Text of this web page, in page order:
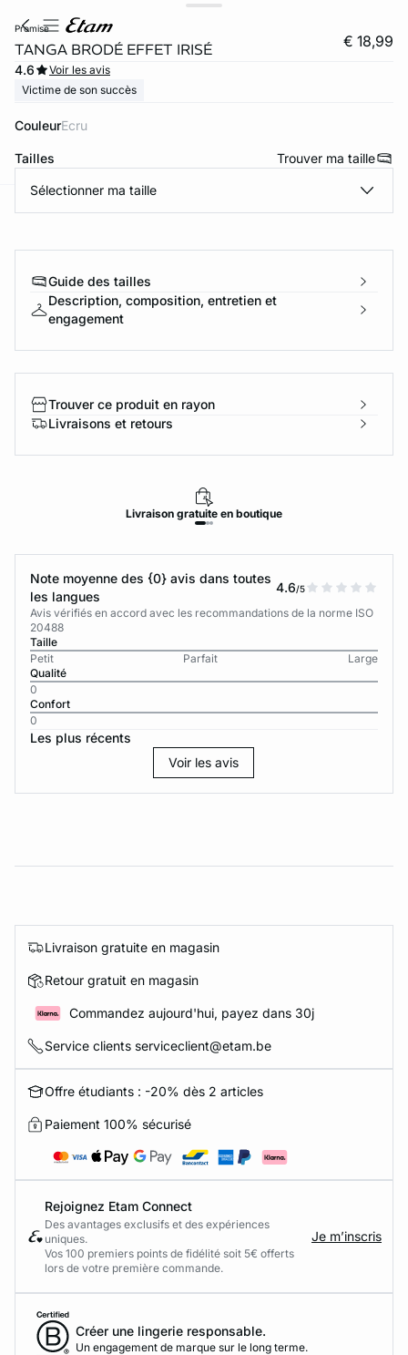
promise
TANGA BRODÉ EFFET IRISÉ € 18,99
4.6
Voir les avis
Victime de son succès
Couleur ecru
Tailles Trouver ma taille
Sélectionner ma taille
Guide des tailles
Description, composition, entretien et
engagement
Trouver ce produit en rayon
Livraisons et retours
Livraison gratuite en boutique
Note moyenne des {0} avis dans toutes
les langues
4.6/5
Avis vérifiés en accord avec les recommandations de la norme ISO
20488
Taille
Petit
Parfait
Large
Qualité
0
Confort
0
Les plus récents
Voir les avis
Livraison gratuite en magasin
Retour gratuit en magasin
Commandez aujourd'hui, payez dans 30j
Service clients serviceclient@etam.be
Offre étudiants : -20% dès 2 articles
Paiement 100% sécurisé
Rejoignez Etam Connect
Des avantages exclusifs et des expériences
uniques.
Vos 100 premiers points de fidélité soit 5€ offerts
lors de votre première commande.​
Je m’inscris
Créer une lingerie responsable.
Un engagement de marque sur le long terme.